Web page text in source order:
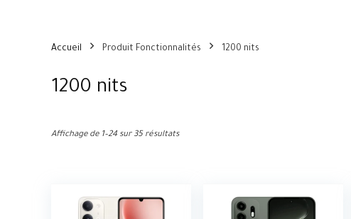
Accueil Produit Fonctionnalités 1200 nits
1200 nits
Affichage de 1–24 sur 35 résultats